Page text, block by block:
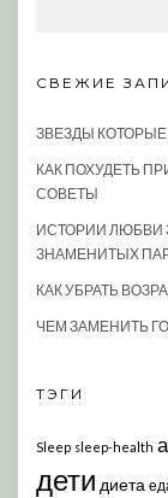
СВЕЖИЕ
ЗВЕЗДЫ
КАК ПОХУДЕТЬ
СОВЕТЫ
ИСТОРИИ ЛЮБВИ
ЗНАМЕНИТЫХ
КАК УБРАТЬ
ЧЕМ ЗАМЕНИТЬ
ТЭГИ
Sleep sleep-health
дети диета